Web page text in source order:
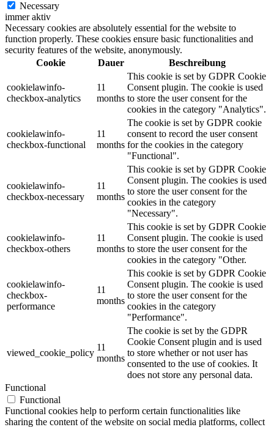
Necessary
immer aktiv
Necessary cookies are absolutely essential for the website to
function properly. These cookies ensure basic functionalities and
security features of the website, anonymously.
Cookie
Dauer Beschreibung
cookielawinfo-
checkbox-analytics
11
months
This cookie is set by GDPR Cookie
Consent plugin. The cookie is used
to store the user consent for the
cookies in the category "Analytics".
cookielawinfo-
checkbox-functional
11
months
The cookie is set by GDPR cookie
consent to record the user consent
for the cookies in the category
"Functional".
cookielawinfo-
checkbox-necessary
11
months
This cookie is set by GDPR Cookie
Consent plugin. The cookies is used
to store the user consent for the
cookies in the category
"Necessary".
cookielawinfo-
checkbox-others
11
months
This cookie is set by GDPR Cookie
Consent plugin. The cookie is used
to store the user consent for the
cookies in the category "Other.
cookielawinfo-
checkbox-
performance
11
months
This cookie is set by GDPR Cookie
Consent plugin. The cookie is used
to store the user consent for the
cookies in the category
"Performance".
viewed_cookie_policy
11
months
The cookie is set by the GDPR
Cookie Consent plugin and is used
to store whether or not user has
consented to the use of cookies. It
does not store any personal data.
Functional
Functional
Functional cookies help to perform certain functionalities like
sharing the content of the website on social media platforms, collect